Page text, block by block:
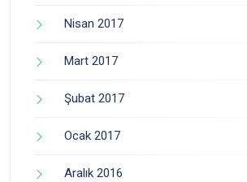
Nisan 2017
Mart 2017
Şubat 2017
Ocak 2017
Aralık 2016